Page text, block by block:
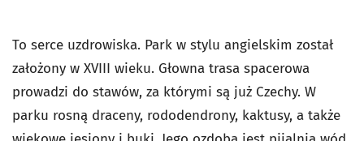
To serce uzdrowiska. Park w stylu angielskim został
założony w XVIII wieku. Głowna trasa spacerowa
prowadzi do stawów, za którymi są już Czechy. W
parku rosną draceny, rododendrony, kaktusy, a także